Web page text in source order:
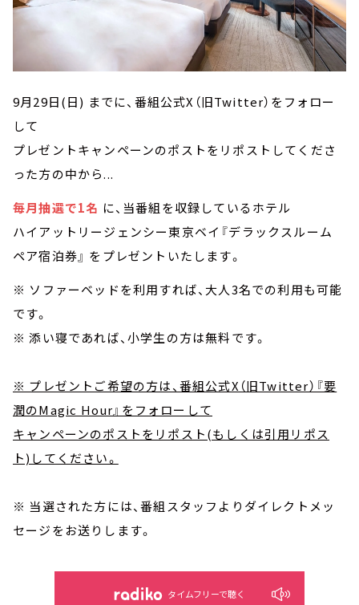
9月29日(日) までに、番組公式X（旧Twitter）をフォロー
して
プレゼントキャンペーンのポストをリポストしてくださ
った方の中から...
毎月抽選で1名 に、当番組を収録しているホテル
ハイアットリージェンシー東京ベイ『デラックスルーム
ペア宿泊券』 をプレゼントいたします。
※ ソファーベッドを利用すれば、大人3名での利用も可能
です。
※ 添い寝であれば、小学生の方は無料です。
※ プレゼントご希望の方は、番組公式X（旧Twitter）『要
潤のMagic Hour』をフォローして
キャンペーンのポストをリポスト(もしくは引用リポス
ト)してください。
※ 当選された方には、番組スタッフよりダイレクトメッ
セージをお送りします。
タイムフリーで聴く